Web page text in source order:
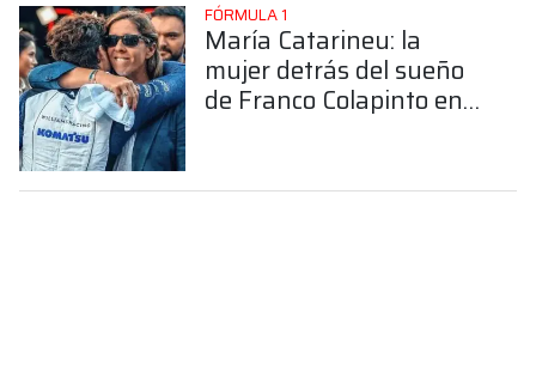
FÓRMULA 1
María Catarineu: la
mujer detrás del sueño
de Franco Colapinto en